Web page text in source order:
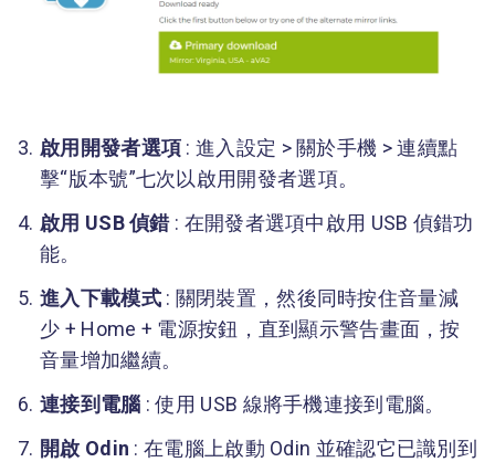
啟用開發者選項 : 進入設定 > 關於手機 > 連續點
擊“版本號”七次以啟用開發者選項。
啟用 USB 偵錯: 在開發者選項中啟用 USB 偵錯功
能。
進入下載模式: 關閉裝置，然後同時按住音量減
少 + Home + 電源按鈕，直到顯示警告畫面，按
音量增加繼續。
連接到電腦 : 使用 USB 線將手機連接到電腦。
開啟 Odin : 在電腦上啟動 Odin 並確認它已識別到